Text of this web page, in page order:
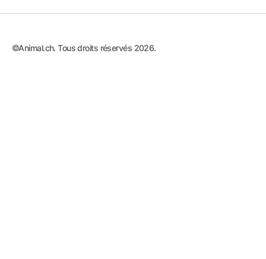
©Animal.ch. Tous droits réservés 2026.